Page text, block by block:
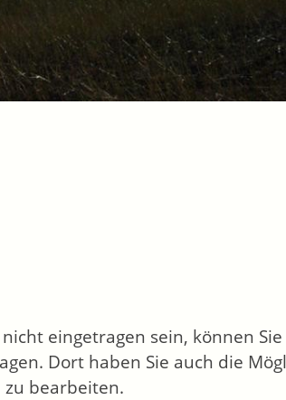
eingetragen sein, können
Dort haben Sie auch die
zu bearbeiten.